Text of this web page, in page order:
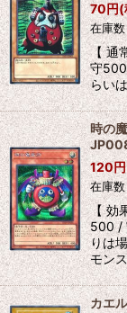
70円(
在庫
【 通
守
らい
時の
120円
在庫
【 効
500 /
りは
モン
カエ